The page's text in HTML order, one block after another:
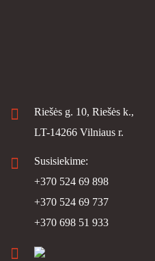
Riešės g. 10, Riešės k.,
LT-14266 Vilniaus r.
Susisiekime:
+370 524 69 898
+370 524 69 737
+370 698 51 933